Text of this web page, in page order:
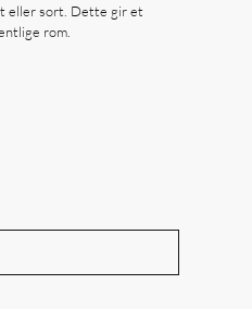
eller sort. Dette gir et
rom.